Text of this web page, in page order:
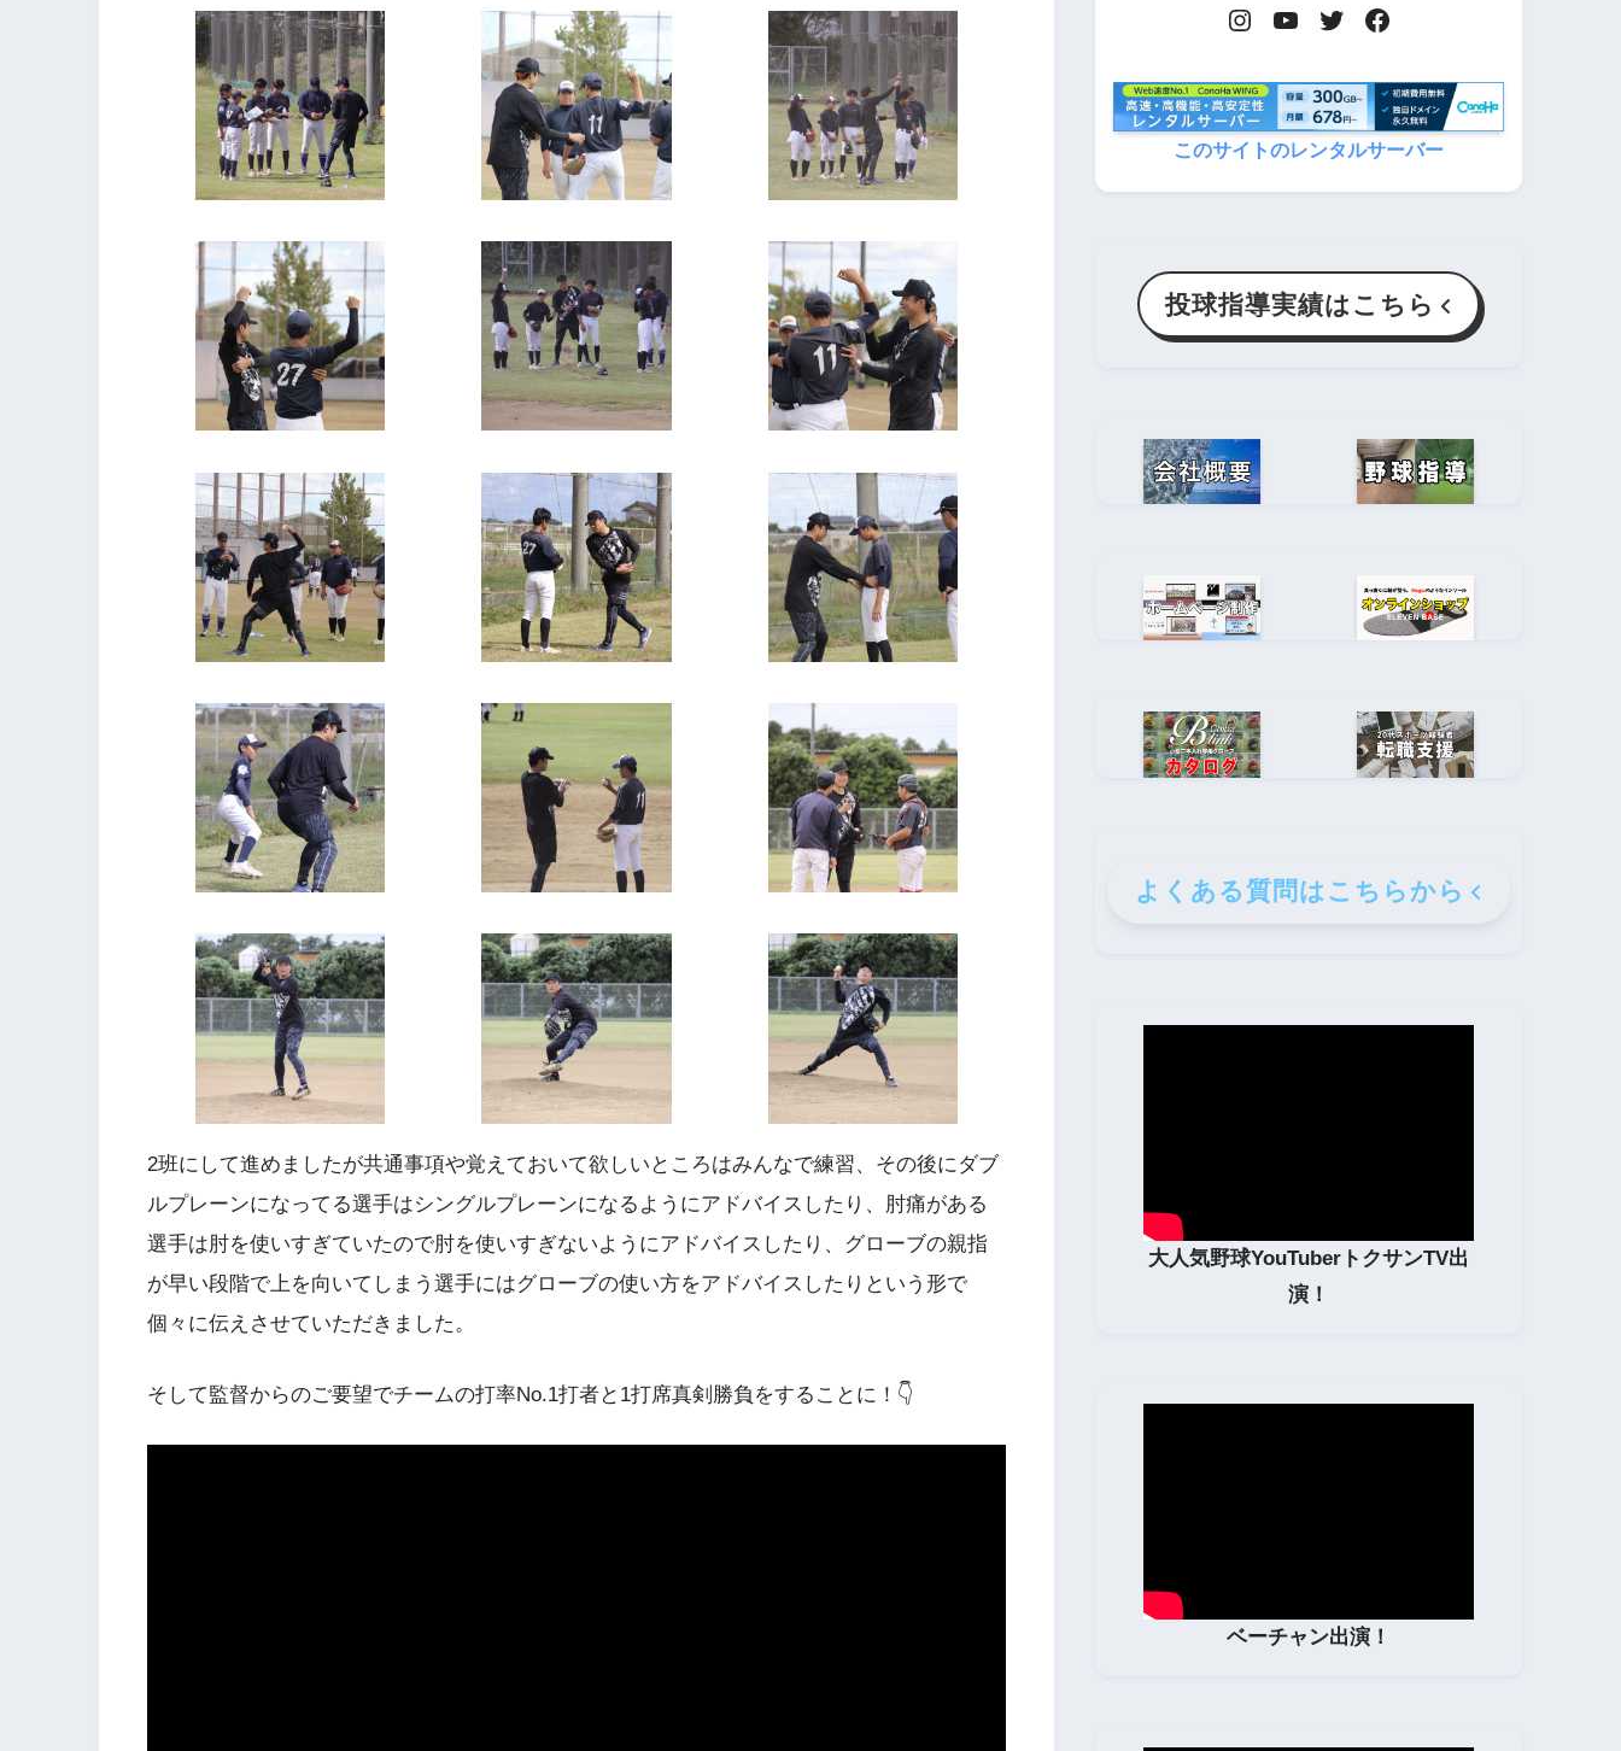
2班にして進めましたが共通事項や覚えておいて欲しいところはみんなで練習、その後にダブ
ルプレーンになってる選手はシングルプレーンになるようにアドバイスしたり、肘痛がある
選手は肘を使いすぎていたので肘を使いすぎないようにアドバイスしたり、グローブの親指
が早い段階で上を向いてしまう選手にはグローブの使い方をアドバイスしたりという形で
個々に伝えさせていただきました。
そして監督からのご要望でチームの打率No.1打者と1打席真剣勝負をすることに！👇
このサイトのレンタルサーバー
投球指導実績はこちら
よくある質問はこちらから
大人気野球YouTuberトクサンTV出
演！
ベーチャン出演！